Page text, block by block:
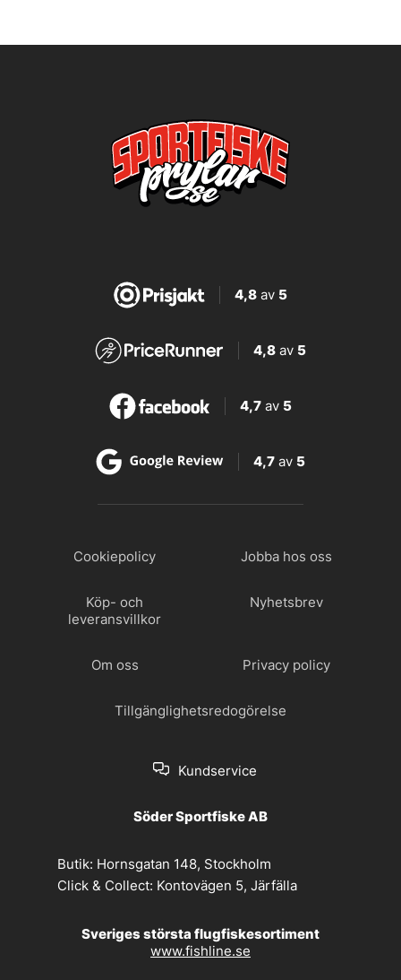
4,8av 5
4,8 av 5
4,7 av 5
4,7 av 5
Cookiepolicy Jobba hos oss
Köp- och
leveransvillkor
Nyhetsbrev
Om oss Privacy policy
Tillgänglighetsredogörelse
Kundservice
Söder Sportfiske AB
Butik: Hornsgatan 148, Stockholm
Click & Collect: Kontovägen 5, Järfälla
Sveriges största flugfiskesortiment
www.fishline.se